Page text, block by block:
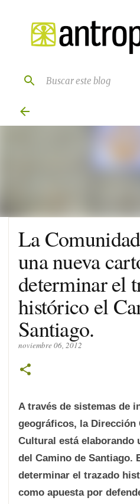
Ir al
La
una nueva
determinar el
histórico el
Santiago.
noviembre 06, 2012
A través de sistemas de
geográficos, la Dirección
Cultural está elaborando
del Camino de Santiago.
determinar el trazado
como apuesta por